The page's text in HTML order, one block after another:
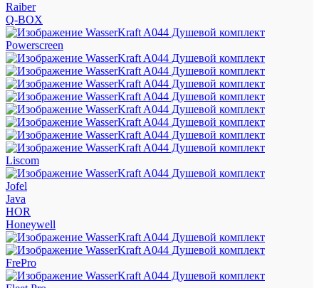
Raiber
Q-BOX
Powerscreen
Liscom
Jofel
Java
HOR
Honeywell
FrePro